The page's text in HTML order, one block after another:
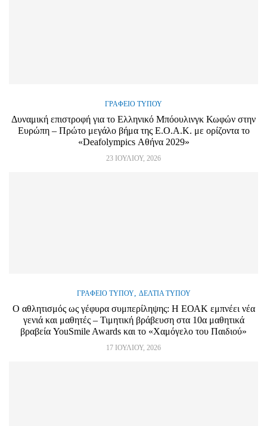
ΓΡΑΦΕΊΟ ΤΎΠΟΥ
Δυναμική επιστροφή για το Ελληνικό Μπόουλινγκ Κωφών στην
Ευρώπη – Πρώτο μεγάλο βήμα της Ε.Ο.Α.Κ. με ορίζοντα το
«Deafolympics Αθήνα 2029»
23 ΙΟΥΛΊΟΥ, 2026
ΓΡΑΦΕΊΟ ΤΎΠΟΥ, ΔΕΛΤΊΑ ΤΎΠΟΥ
Ο αθλητισμός ως γέφυρα συμπερίληψης: Η ΕΟΑΚ εμπνέει νέα
γενιά και μαθητές – Τιμητική βράβευση στα 10α μαθητικά
βραβεία YouSmile Awards και το «Χαμόγελο του Παιδιού»
17 ΙΟΥΛΊΟΥ, 2026